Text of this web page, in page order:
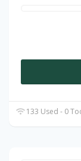
133 Used - 0